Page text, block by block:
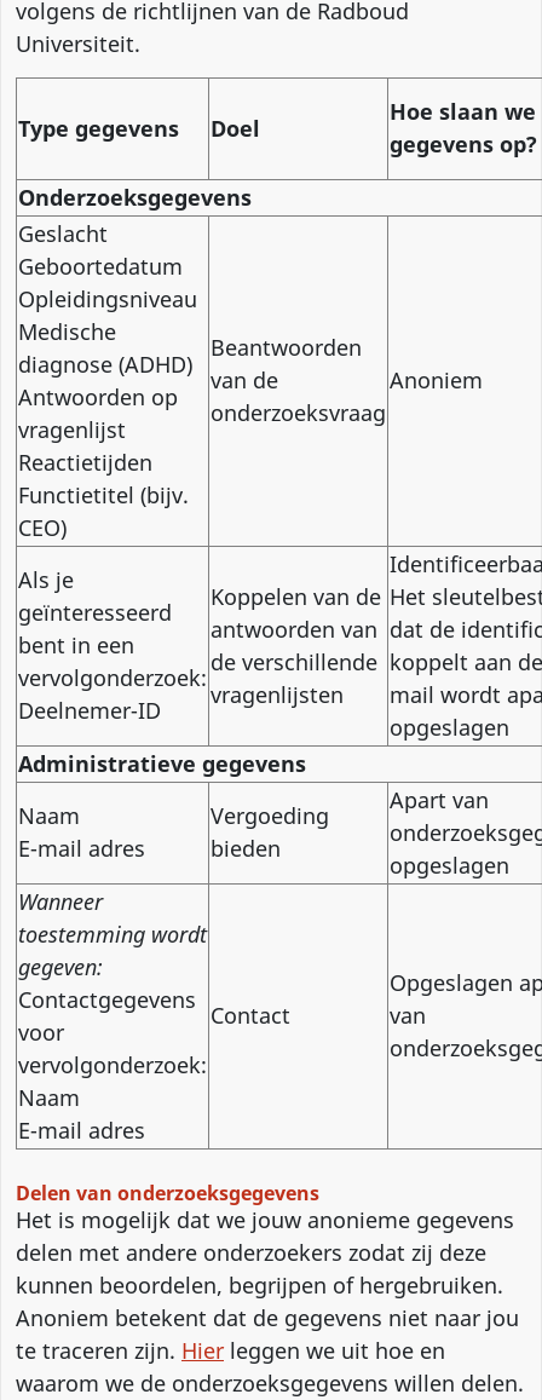
volgens de richtlijnen van de Radboud
Universiteit.
Type gegevens Doel
Hoe slaan we
gegevens op?
Onderzoeksgegevens
Geslacht
Geboortedatum
Opleidingsniveau
Medische
diagnose (ADHD)
Antwoorden op
vragenlijst
Reactietijden
Functietitel (bijv.
CEO)
Beantwoorden
van de
onderzoeksvraag
Anoniem
Als je
geïnteresseerd
bent in een
vervolgonderzoek:
Deelnemer-ID
Koppelen van de
antwoorden van
de verschillende
vragenlijsten
Het
dat de
koppelt aan
mail wordt
opgeslagen
Administratieve gegevens
Naam
E-mail adres
Vergoeding
bieden
Apart van
opgeslagen
Wanneer
toestemming wordt
gegeven:
Contactgegevens
voor
vervolgonderzoek:
Naam
E-mail adres
Contact
Opgeslagen
van
Delen van onderzoeksgegevens
Het is mogelijk dat we jouw anonieme gegevens
delen met andere onderzoekers zodat zij deze
kunnen beoordelen, begrijpen of hergebruiken.
Anoniem betekent dat de gegevens niet naar jou
te traceren zijn. Hier leggen we uit hoe en
waarom we de onderzoeksgegevens willen delen.